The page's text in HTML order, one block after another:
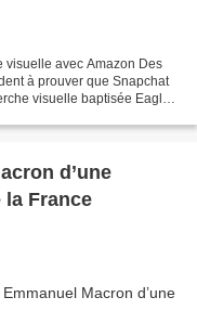
visuelle avec Amazon Des
à prouver que Snapchat
visuelle baptisée Eagle.
d’une
France